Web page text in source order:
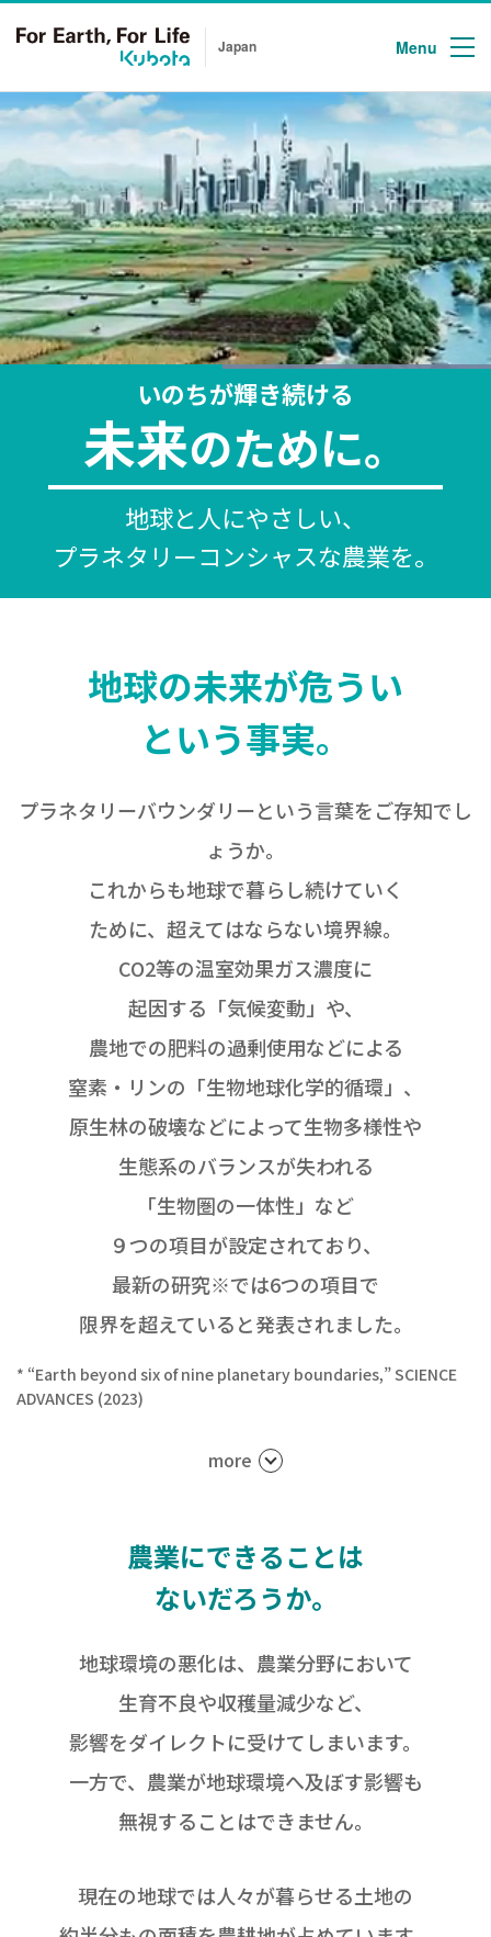
Japan Menu
いのちが輝き続ける
未来のために。
地球と人にやさしい、
プラネタリーコンシャスな農業を。
地球の未来が危うい
という事実。
プラネタリーバウンダリーという言葉をご存知でし
ょうか。
これからも地球で暮らし続けていく
ために、超えてはならない境界線。
CO2等の温室効果ガス濃度に
起因する「気候変動」や、
農地での肥料の過剰使用などによる
窒素・リンの「生物地球化学的循環」、
原生林の破壊などによって生物多様性や
生態系のバランスが失われる
「生物圏の一体性」など
９つの項目が設定されており、
最新の研究※では6つの項目で
限界を超えていると発表されました。
* “Earth beyond six of nine planetary boundaries,” SCIENCE
ADVANCES (2023)
more
農業にできることは
ないだろうか。
地球環境の悪化は、農業分野において
生育不良や収穫量減少など、
影響をダイレクトに受けてしまいます。
一方で、農業が地球環境へ及ぼす影響も
無視することはできません。
現在の地球では人々が暮らせる土地の